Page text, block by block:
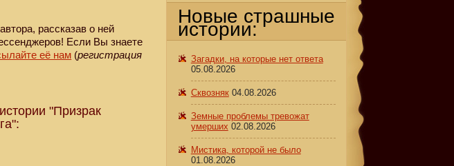
рассказав о ней
Если Вы знаете
её нам (регистрация
"Призрак
Новые страшные
истории:
Загадки, на которые нет ответа
05.08.2026
Сквозняк 04.08.2026
Земные проблемы тревожат
умерших 02.08.2026
Мистика, которой не было
01.08.2026